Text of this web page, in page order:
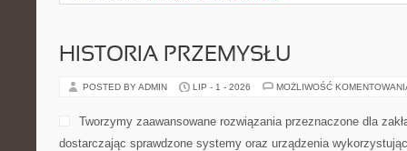
HISTORIA PRZEMYSŁU
POSTED BY ADMIN LIP - 1 - 2026 MOŻLIWOŚĆ
Tworzymy zaawansowane rozwiązania przeznaczone dla
dostarczając sprawdzone systemy oraz urządzenia